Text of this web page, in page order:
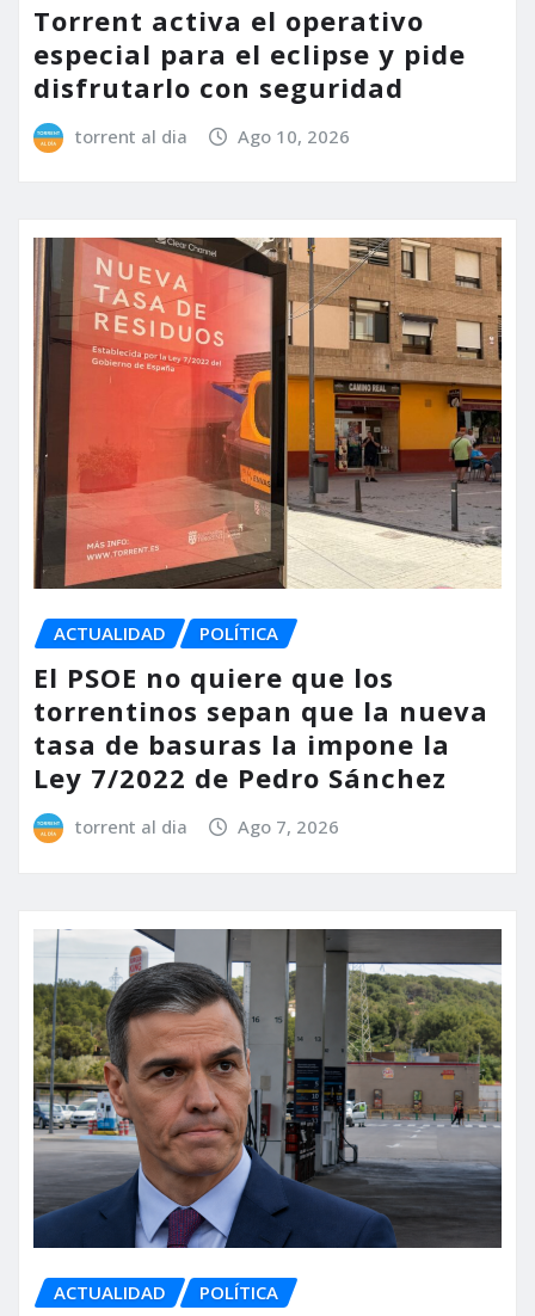
Torrent activa el operativo
especial para el eclipse y pide
disfrutarlo con seguridad
torrent al dia Ago 10, 2026
ACTUALIDAD POLÍTICA
El PSOE no quiere que los
torrentinos sepan que la nueva
tasa de basuras la impone la
Ley 7/2022 de Pedro Sánchez
torrent al dia Ago 7, 2026
ACTUALIDAD POLÍTICA